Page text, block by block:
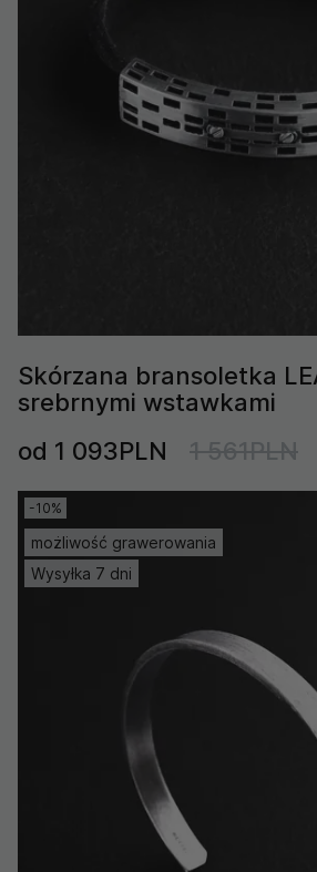
Skórzana bransoletka
srebrnymi wstawkami
od 1 093PLN
1 561PLN
-10%
możliwość grawerowania
Wysyłka 7 dni